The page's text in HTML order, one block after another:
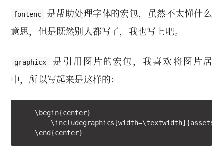
fontenc
是帮助处理字体的宏包，虽然不太懂什么
意思，但是既然别人都写了，我也写上吧。
graphicx
是引用图片的宏包，我喜欢将图片居
中，所以写起来是这样的：
    \begin{center}
\includegraphics[width=\textwidth]{assets/
    \end{center}